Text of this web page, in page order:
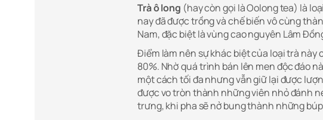
Trà ô long (hay còn gọi là Oolong tea) là
nay đã được trồng và chế biến vô cùng
Nam, đặc biệt là vùng cao nguyên Lâm
Điểm làm nên sự khác biệt của loại trà này
80%. Nhờ quá trình bán lên men độc đáo
một cách tối đa nhưng vẫn giữ lại được
được vo tròn thành những viên nhỏ đánh
trưng, khi pha sẽ nở bung thành những